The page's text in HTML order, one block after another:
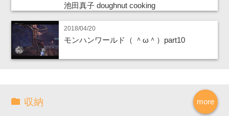
池田真子 doughnut cooking
2018/04/20
モンハンワールド（ ＾ω＾）part10
more
収納